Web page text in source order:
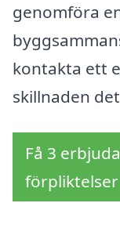
genomföra
kontakta ett
skillnaden
Få 3
förpliktelser